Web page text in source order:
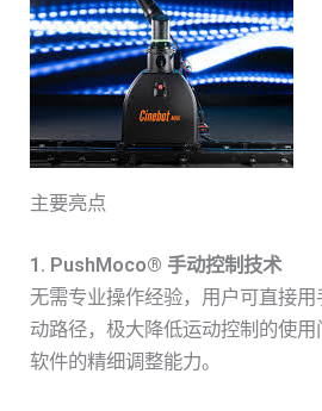
主要亮点
1. PushMoco® 手动控制技术
无需专业操作经验，用户可直接
动路径，极大降低运动控制的使
软件的精细调整能力。